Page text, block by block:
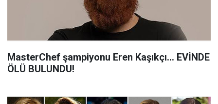
MasterChef şampiyonu Eren Kaşıkçı... EVİNDE
ÖLÜ BULUNDU!